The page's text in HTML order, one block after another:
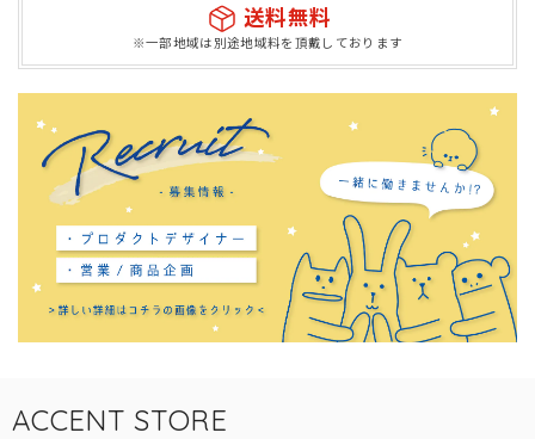
送料無料
※一部地域は別途地域料を頂戴しております
ACCENT STORE